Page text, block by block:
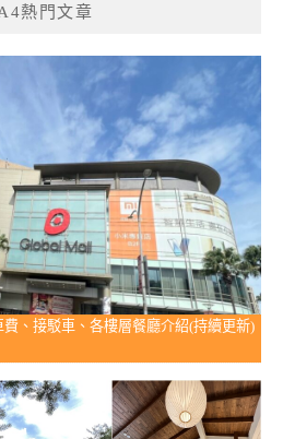
熱門文章
、接駁車、各樓層餐廳介紹(持續更新)